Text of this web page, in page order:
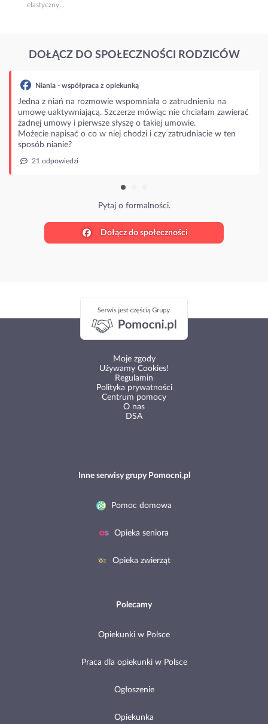
elastyczny...
DOŁĄCZ DO SPOŁECZNOŚCI RODZICÓW
Niania - współpraca z opiekunką
Jedna z niań na rozmowie wspomniała o zatrudnieniu na
umowę uaktywniającą. Szczerze mówiąc nie chciałam zawierać
żadnej umowy i pierwsze słyszę o takiej umowie.
Możecie napisać o co w niej chodzi i czy zatrudniacie w ten
sposób nianie?
21 odpowiedzi
Pytaj o formalności.
Dołącz do społeczności
Moje zgody
Używamy Cookies!
Regulamin
Polityka prywatności
Centrum pomocy
O nas
DSA
Inne serwisy grupy Pomocni.pl
Pomoc domowa
Opieka seniora
Opieka zwierząt
Polecamy
Opiekunki w Polsce
Praca dla opiekunki w Polsce
Ogłoszenie
Opiekunka